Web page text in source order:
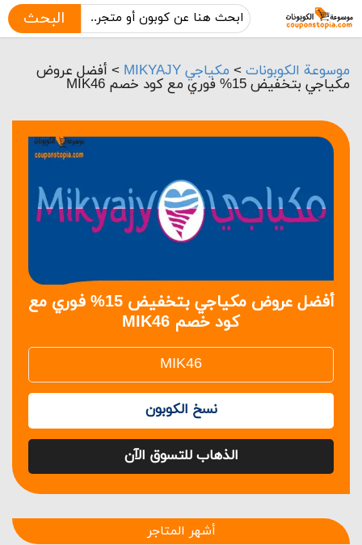
البحث
موسوعة الكوبونات > مكياجي MIKYAJY > أفضل عروض
مكياجي بتخفيض 15% فوري مع كود خصم MIK46
أفضل عروض مكياجي بتخفيض 15% فوري مع
كود خصم MIK46
نسخ الكوبون
الذهاب للتسوق الآن
أشهر المتاجر